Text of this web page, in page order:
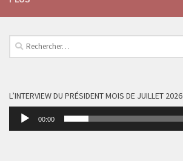
Rechercher :
L’INTERVIEW DU PRÉSIDENT MOIS DE JUILLET 2026
Lecteur
00:00